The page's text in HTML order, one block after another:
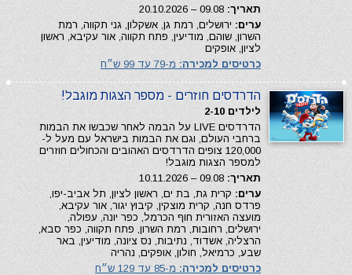
תאריך:
ערים: ירושלים, רמת גן, אשקלון, גני תקווה, רמת
השרון, שוהם, מודיעין, פתח תקווה, אור עקיבא, ראשון
לציון, אופקים
כרטיסים למכירה: מ-79 עד 99 ש״ח
הדרדסים חוזרים - מספר הצגות מוגבל!
לילדים 2-10
הדרדסים LIVE על הבמה לאחר שכבשו את הבמות
ברחבי העולם, וגם את הבמות בישראל עם מעל ל-
120,000 צופים הדרדסים האהובים והכחולים חוזרים
למספר הצגות מוגבל!
תאריך:
ערים: קרית גת, בת ים, ראשון לציון, תל אביב-יפו,
פרדס חנה, קרית מוצקין, קיבוץ יגור, אור עקיבא,
מועצה האזורית חוף הכרמל, כפר יונה, עפולה,
ירושלים, רחובות, רמת השרון, פתח תקווה, כפר סבא,
הרצליה, אשדוד, נתיבות, נס ציונה, מודיעין, באר
שבע, כרמיאל, חולון, אופקים, נהריה
כרטיסים למכירה: מ-85 עד 129 ש״ח